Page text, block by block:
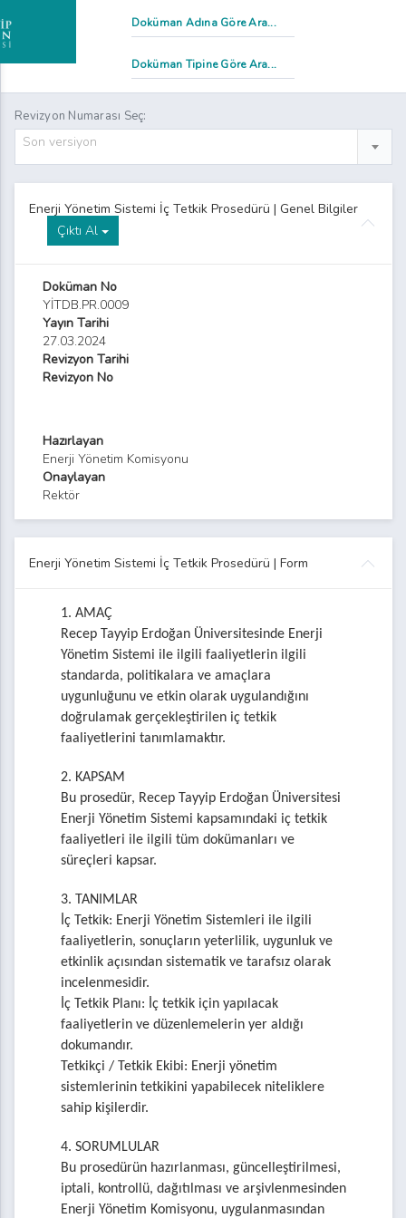
Revizyon Numarası Seç:
Son versiyon
Enerji Yönetim Sistemi İç Tetkik Prosedürü | Genel Bilgiler
Çıktı Al
Doküman No
YİTDB.PR.0009
Yayın Tarihi
27.03.2024
Revizyon Tarihi
Revizyon No
Hazırlayan
Enerji Yönetim Komisyonu
Onaylayan
Rektör
Enerji Yönetim Sistemi İç Tetkik Prosedürü | Form
1. AMAÇ
Recep Tayyip Erdoğan Üniversitesinde Enerji
Yönetim Sistemi ile ilgili faaliyetlerin ilgili
standarda, politikalara ve amaçlara
uygunluğunu ve etkin olarak uygulandığını
doğrulamak gerçekleştirilen iç tetkik
faaliyetlerini tanımlamaktır.
2. KAPSAM
Bu prosedür, Recep Tayyip Erdoğan Üniversitesi
Enerji Yönetim Sistemi kapsamındaki iç tetkik
faaliyetleri ile ilgili tüm dokümanları ve
süreçleri kapsar.
3. TANIMLAR
İç Tetkik: Enerji Yönetim Sistemleri ile ilgili
faaliyetlerin, sonuçların yeterlilik, uygunluk ve
etkinlik açısından sistematik ve tarafsız olarak
incelenmesidir.
İç Tetkik Planı: İç tetkik için yapılacak
faaliyetlerin ve düzenlemelerin yer aldığı
dokumandır.
Tetkikçi / Tetkik Ekibi: Enerji yönetim
sistemlerinin tetkikini yapabilecek niteliklere
sahip kişilerdir.
4. SORUMLULAR
Bu prosedürün hazırlanması, güncelleştirilmesi,
iptali, kontrollü, dağıtılması ve arşivlenmesinden
Enerji Yönetim Komisyonu, uygulanmasından